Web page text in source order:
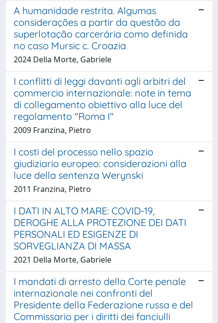
A humanidade restrita. Algumas
considerações a partir da questão da
superlotação carcerária como definida
no caso Mursic c. Croazia
2024 Della Morte, Gabriele
I conflitti di leggi davanti agli arbitri del
commercio internazionale: note in tema
di collegamento obiettivo alla luce del
regolamento "Roma I"
2009 Franzina, Pietro
I costi del processo nello spazio
giudiziario europeo: considerazioni alla
luce della sentenza Werynski
2011 Franzina, Pietro
I DATI IN ALTO MARE: COVID-19,
DEROGHE ALLA PROTEZIONE DEI DATI
PERSONALI ED ESIGENZE DI
SORVEGLIANZA DI MASSA
2021 Della Morte, Gabriele
I mandati di arresto della Corte penale
internazionale nei confronti del
Presidente della Federazione russa e del
Commissario per i diritti dei fanciulli